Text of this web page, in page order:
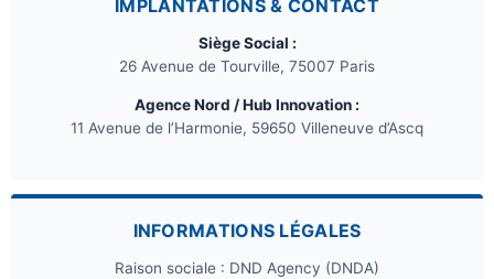
IMPLANTATIONS & CONTACT
Siège Social :
26 Avenue de Tourville, 75007 Paris
Agence Nord / Hub Innovation :
11 Avenue de l’Harmonie, 59650 Villeneuve d’Ascq
INFORMATIONS LÉGALES
Raison sociale : DND Agency (DNDA)